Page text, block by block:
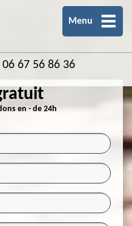
Menu
06 67 56 86 36
en - de 24h